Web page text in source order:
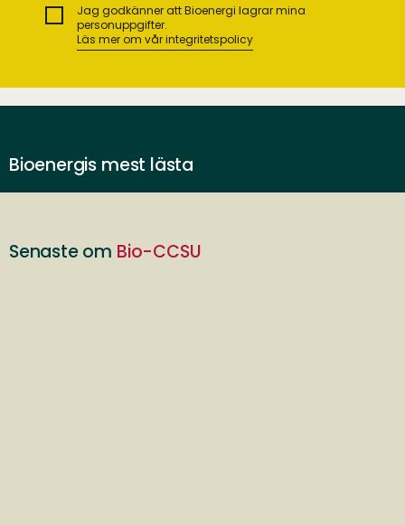
Jag godkänner att Bioenergi lagrar mina
personuppgifter.
Läs mer om vår integritetspolicy
Bioenergis mest lästa
Senaste om Bio-CCSU